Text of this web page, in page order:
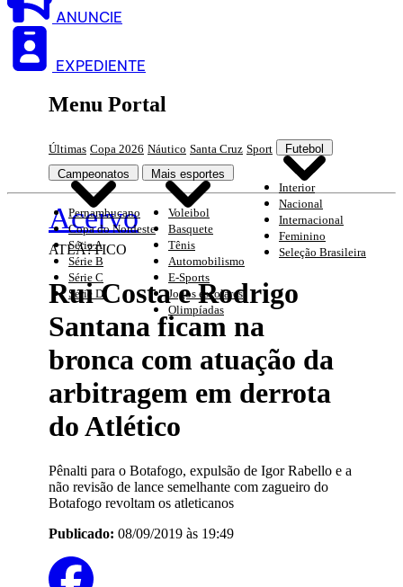
ANUNCIE
EXPEDIENTE
Menu Portal
Últimas Copa 2026 Náutico Santa Cruz Sport Futebol
Interior
Nacional
Internacional
Feminino
Seleção Brasileira
Campeonatos
Pernambucano
Copa do Nordeste
Série A
Série B
Série C
Série D
Mais esportes
Voleibol
Basquete
Tênis
Automobilismo
E-Sports
Jogos escolares
Olimpíadas
Acervo
ATLÃ?TICO
Rui Costa e Rodrigo
Santana ficam na
bronca com atuação da
arbitragem em derrota
do Atlético
Pênalti para o Botafogo, expulsão de Igor Rabello e a
não revisão de lance semelhante com zagueiro do
Botafogo revoltam os atleticanos
Publicado: 08/09/2019 às 19:49